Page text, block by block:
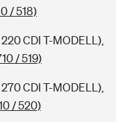
/ 518)
CDI T-MODELL),
/ 519)
CDI T-MODELL),
/ 520)